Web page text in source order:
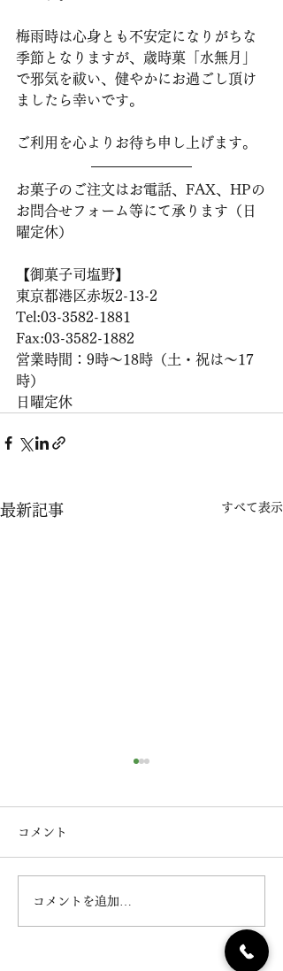
梅雨時は心身とも不安定になりがちな
季節となりますが、歳時菓「水無月」
で邪気を祓い、健やかにお過ごし頂け
ましたら幸いです。
ご利用を心よりお待ち申し上げます。
お菓子のご注文はお電話、FAX、HPの
お問合せフォーム等にて承ります（日
曜定休）
【御菓子司塩野】
東京都港区赤坂2-13-2
Tel:03-3582-1881
Fax:03-3582-1882
営業時間：9時〜18時（土・祝は〜17
時）
日曜定休
最新記事 すべて表示
【 令和5年 干支菓／勅題
コメント
コメントを追加…